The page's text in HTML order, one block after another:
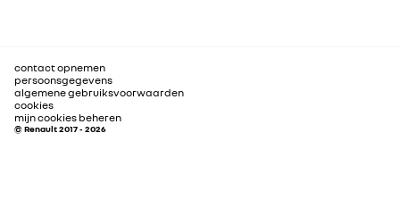
contact opnemen
persoonsgegevens
algemene gebruiksvoorwaarden
cookies
mijn cookies beheren
© Renault 2017 - 2026